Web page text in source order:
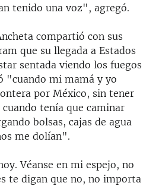
tenido una voz", agregó.
compartió con sus
que su llegada a Estados
sentada viendo los fuegos
"cuando mi mamá y yo
por México, sin tener
tenía que caminar
bolsas, cajas de agua
me dolían".
Véanse en mi espejo, no
te digan que no, no importa